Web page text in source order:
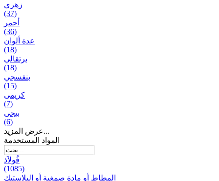
زهري
(37)
أحمر
(36)
عدة ألوان
(18)
برتقالي
(18)
بنفسجي
(15)
کریمی
(7)
بيجی
(6)
عرض المزيد...
المواد المستخدمة
فُولاَذ
(1085)
المطاط أو مادة صمغية أو البلاستيك